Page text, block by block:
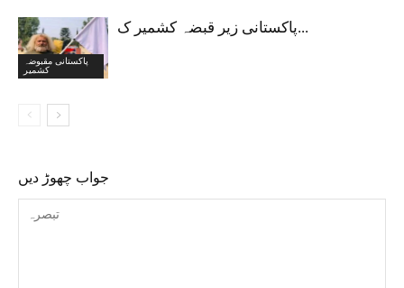
پاکستانی مقبوضہ
کشمیر
پاکستانی زیر قبضہ کشمیر ک...
جواب چھوڑ دیں